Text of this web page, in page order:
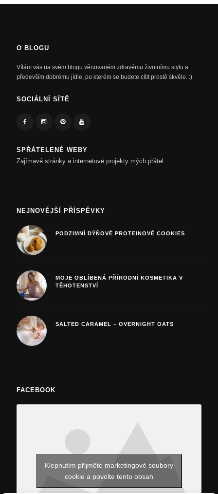
O BLOGU
Vítám vás na svém blogu věnovaném zdravému životnímu stylu a
především dobrému jídle, po kterém se budete cítit prostě skvěle. :)
SOCIÁLNÍ SÍTĚ
SPŘÁTELENÉ WEBY
Zajímavé stránky a internetové projekty mých přátel
NEJNOVĚJŠÍ PŘÍSPĚVKY
PODZIMNÍ DÝŇOVÉ PROTEINOVÉ COOKIES
MOJE OBLÍBENÁ PŘÍRODNÍ KOSMETIKA V
TĚHOTENSTVÍ
SALTED CARAMEL – OVERNIGHT OATS
FACEBOOK
Klepnutím přijměte marketingové soubory
cookie a povolte tento obsah